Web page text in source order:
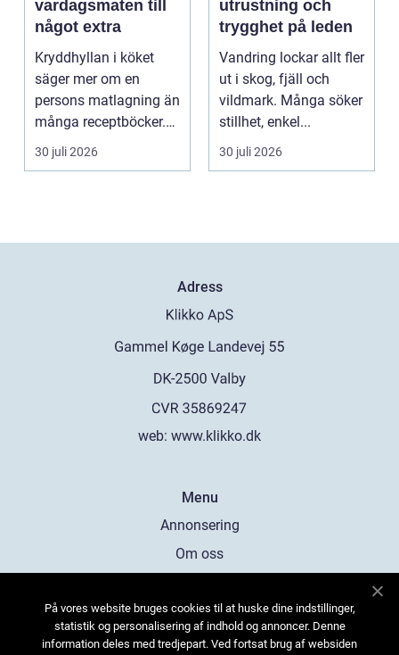
vardagsmaten till
något extra
Kryddhyllan i köket
säger mer om en
persons matlagning än
många receptböcker.
Med några nypor rätt
s...
30 juli 2026
utrustning och
trygghet på leden
Vandring lockar allt fler
ut i skog, fjäll och
vildmark. Många söker
stillhet, enkel...
30 juli 2026
Adress
web: www.klikko.dk
Menu
Annonsering
Om oss
Kontakta oss
Sitemap
På vores website bruges cookies til at huske dine indstillinger,
statistik og personalisering af indhold og annoncer. Denne
information deles med tredjepart. Ved fortsat brug af websiden